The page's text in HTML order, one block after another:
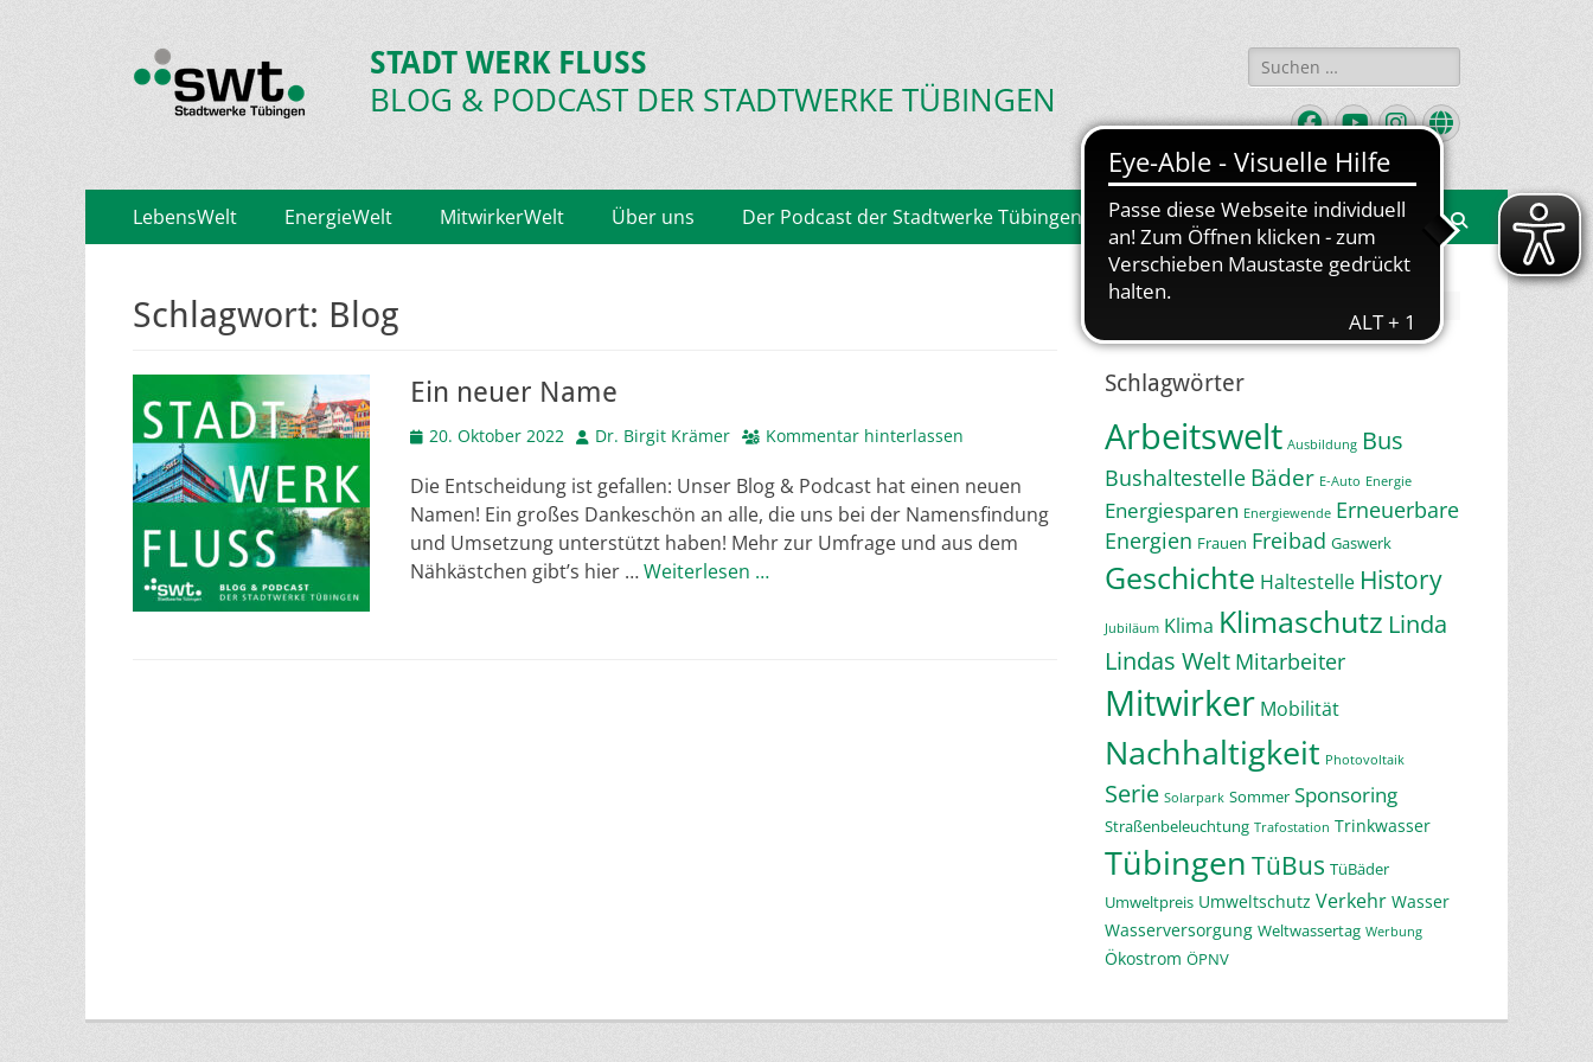
STADT WERK FLUSS
BLOG & PODCAST DER STADTWERKE TÜBINGEN
Suchen
nach:
Facebook
YouTube
Instagram
Website
Primäres
Menü
Inhalt
LebensWelt EnergieWelt MitwirkerWelt Über uns Der Podcast der Stadtwerke Tübingen Suchen
Schlagwort: Blog
Ein neuer Name
Veröffentlicht
20. Oktober 2022 AutorDr. Birgit Krämer Kommentar hinterlassen
Die Entscheidung ist gefallen: Unser Blog & Podcast hat einen neuen
Namen! Ein großes Dankeschön an alle, die uns bei der Namensfindung
und Umsetzung unterstützt haben! Mehr zur Umfrage und aus dem
Nähkästchen gibt’s hier …Weiterlesen …
Jetzt Newsletter abonnieren
Schlagwörter
Arbeitswelt Ausbildung Bus
Bushaltestelle Bäder E-Auto Energie
Energiesparen Energiewende Erneuerbare
Energien Frauen Freibad Gaswerk
Geschichte Haltestelle History
Jubiläum Klima Klimaschutz Linda
Lindas Welt Mitarbeiter
Mitwirker Mobilität
Nachhaltigkeit Photovoltaik
Serie Solarpark Sommer Sponsoring
Straßenbeleuchtung Trafostation Trinkwasser
Tübingen TüBus TüBäder
Umweltpreis Umweltschutz Verkehr Wasser
Wasserversorgung Weltwassertag Werbung
Ökostrom ÖPNV